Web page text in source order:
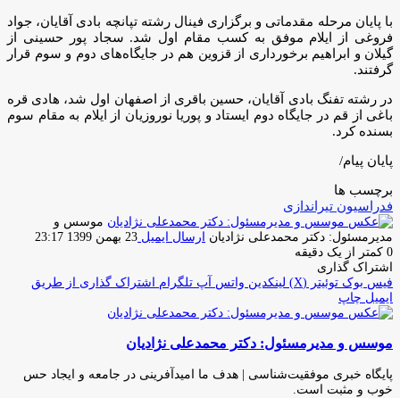
با پایان مرحله مقدماتی و برگزاری فینال رشته تپانچه بادی آقایان، جواد
فروغی از ایلام موفق به کسب مقام اول شد. سجاد پور حسینی از
گیلان و ابراهیم برخورداری از قزوین هم در جایگاه‌های دوم و سوم قرار
گرفتند.
در رشته تفنگ بادی آقایان، حسین باقری از اصفهان اول شد، هادی قره
باغی از قم در جایگاه دوم ایستاد و پوریا نوروزیان از ایلام به مقام سوم
بسنده کرد.
پایان پیام/
برچسب ها
فدراسیون تیراندازی
موسس و
مدیرمسئول: دکتر محمدعلی نژادیان ارسال ایمیل 23 بهمن 1399 23:17
0 کمتر از یک دقیقه
اشتراک گذاری
فیس بوک توئیتر (X) لینکدین واتس آپ تلگرام اشتراک گذاری از طریق
ایمیل چاپ
موسس و مدیرمسئول: دکتر محمدعلی نژادیان
پایگاه خبری موفقیت‌شناسی | هدف ما امیدآفرینی در جامعه و ایجاد حس
خوب و مثبت است.